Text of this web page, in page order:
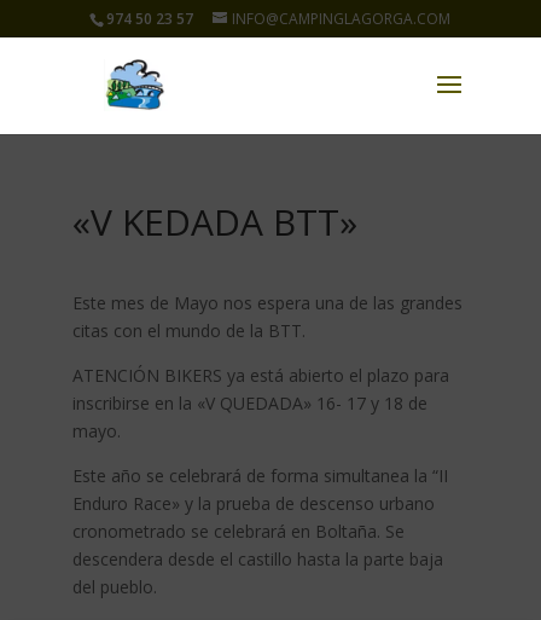
974 50 23 57 INFO@CAMPINGLAGORGA.COM
«V KEDADA BTT»
Este mes de Mayo nos espera una de las grandes
citas con el mundo de la BTT.
ATENCIÓN BIKERS ya está abierto el plazo para
inscribirse en la «V QUEDADA» 16- 17 y 18 de
mayo.
Este año se celebrará de forma simultanea la “II
Enduro Race» y la prueba de descenso urbano
cronometrado se celebrará en Boltaña. Se
descendera desde el castillo hasta la parte baja
del pueblo.